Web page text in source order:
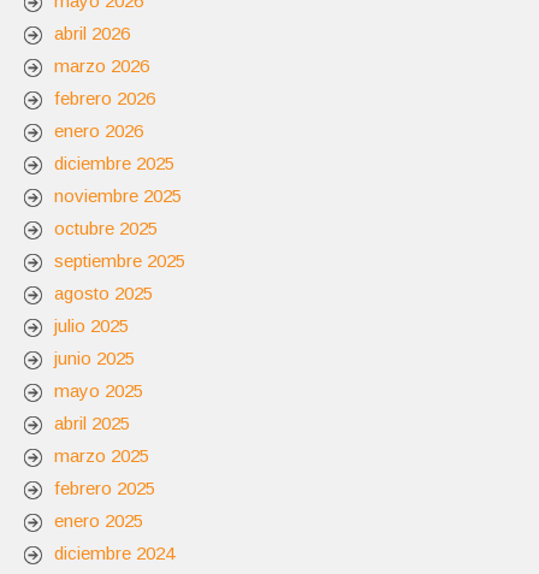
abril 2026
marzo 2026
febrero 2026
enero 2026
diciembre 2025
noviembre 2025
octubre 2025
septiembre 2025
agosto 2025
julio 2025
junio 2025
mayo 2025
abril 2025
marzo 2025
febrero 2025
enero 2025
diciembre 2024